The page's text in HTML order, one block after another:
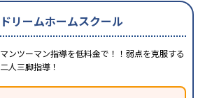
ドリームホームスクール
マンツーマン指導を低料金で！！弱点を克服する
二人三脚指導！